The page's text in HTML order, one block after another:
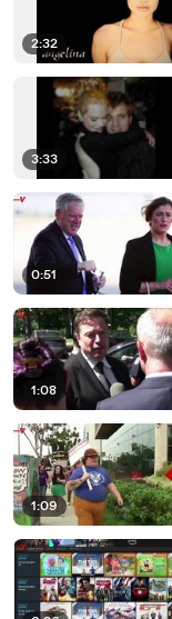
2:32
3:33
0:51
1:08
1:09